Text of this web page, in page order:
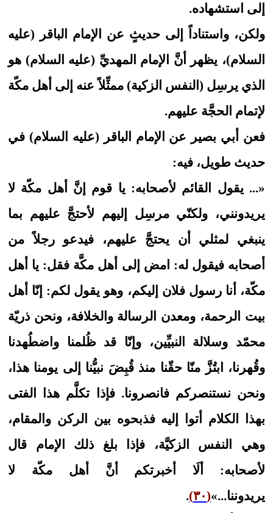
إلى استشهاده.
ولكن، واستناداً إلى حديثٍ عن الإمام الباقر (عليه
السلام)، يظهر أنَّ الإمام المهديِّ (عليه السلام) هو
الذي يرسِل (النفس الزكية) ممثِّلاً عنه إلى أهل مكّة
لإتمام الحجَّة عليهم.
فعن أبي بصير عن الإمام الباقر (عليه السلام) في
حديث طويل، فيه:
«... يقول‏ القائم‏ لأصحابه:‏ يا قوم إنَّ أهل مكّة لا
يريدونني، ولكنّي مرسِل إليهم لأحتجَّ عليهم بما
ينبغي لمثلي أن يحتجَّ عليهم، فيدعو رجلاً من
أصحابه فيقول له: امض إلى أهل مكَّة فقل: يا أهل
مكّة، أنا رسول فلان إليكم، وهو يقول لكم: إنّا أهل
بيت الرحمة، ومعدن الرسالة والخلافة، ونحن ذريّة
محمّد وسلالة النبيِّين، وإنّا قد ظُلمنا واضطُهدنا
وقُهرنا، ابتُزَّ منّا حقّنا منذ قُبِضَ نبيُّنا إلى يومنا هذا،
ونحن نستنصركم فانصرونا. فإذا تكلَّم هذا الفتى
بهذا الكلام أتوا إليه فذبحوه بين الركن والمقام،
وهي النفس الزكيَّة، فإذا بلغ ذلك الإمام قال‏
لأصحابه: ألَا أخبرتكم أنَّ أهل مكّة لا
يريدوننا...»(٣٠)
.